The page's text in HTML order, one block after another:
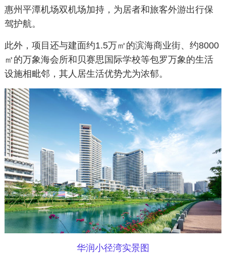
惠州平潭机场双机场加持，为居者和旅客外游出行保
驾护航。
此外，项目还与建面约1.5万㎡的滨海商业街、约8000
㎡的万象海会所和贝赛思国际学校等包罗万象的生活
设施相毗邻，其人居生活优势尤为浓郁。
华润小径湾实景图